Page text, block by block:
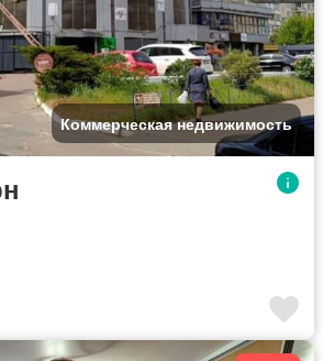
Коммерческая недвижимость